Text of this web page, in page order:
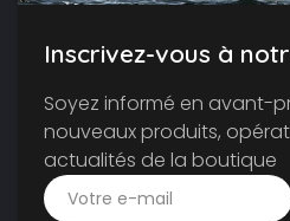
Inscrivez-vous à
Soyez informé en avant-
nouveaux produits,
actualités de la boutique